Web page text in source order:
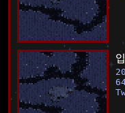
입